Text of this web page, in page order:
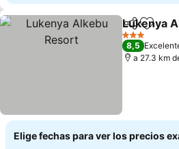
Compartir
Lukenya
3 Estrellas
8,5
a 27.3 km
Elige fechas para ver los precios